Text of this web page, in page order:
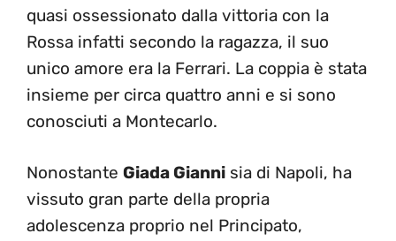
quasi ossessionato dalla vittoria con la
Rossa infatti secondo la ragazza, il suo
unico amore era la Ferrari. La coppia è stata
insieme per circa quattro anni e si sono
conosciuti a Montecarlo.
Nonostante Giada Gianni sia di Napoli, ha
vissuto gran parte della propria
adolescenza proprio nel Principato,